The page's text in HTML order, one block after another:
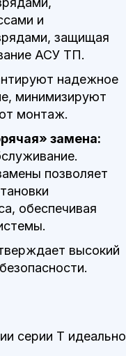
и
защищая
АСУ ТП.
надежное
минимизируют
монтаж.
замена:
позволяет
обеспечивая
высокий
серии T идеально